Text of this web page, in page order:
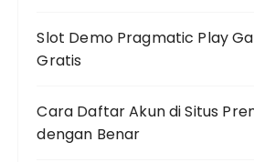
Slot Demo Pragmatic Play
Gratis
Cara Daftar Akun di Situs
dengan Benar